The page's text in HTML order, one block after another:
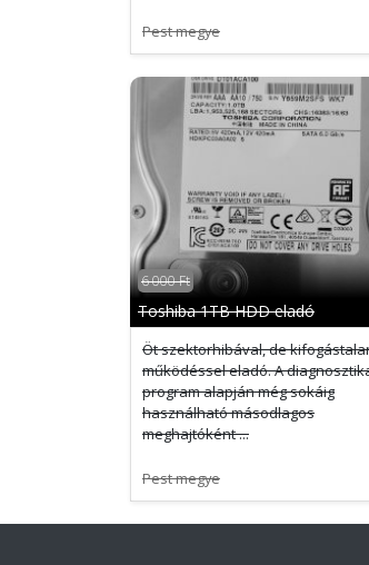
Pest megye
6 000 Ft
Toshiba 1TB HDD eladó
Öt szektorhibával, de
működéssel eladó. A
program alapján még sokáig
használható másodlagos
meghajtóként ...
Pest megye